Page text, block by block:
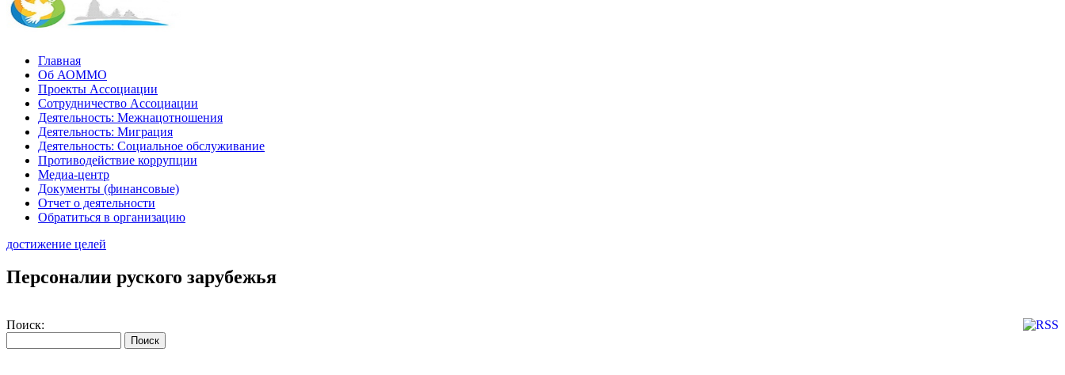
Главная
Об АОММО
Проекты Ассоциации
Сотрудничество Ассоциации
Деятельность: Межнацотношения
Деятельность: Миграция
Деятельность: Социальное обслуживание
Противодействие коррупции
Медиа-центр
Документы (финансовые)
Отчет о деятельности
Обратиться в организацию
достижение целей
Персоналии руского зарубежья
Поиск: